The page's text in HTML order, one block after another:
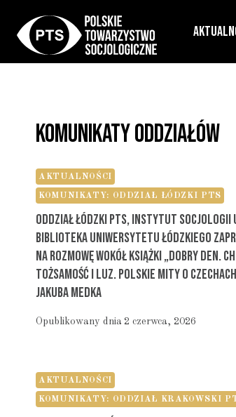
Komunikaty Oddziałów
AKTUALNOŚCI
KOMUNIKATY: ODDZIAŁ ŁÓDZKI PTS
Oddział Łódzki PTS, Instytut Socjologii
Biblioteka Uniwersytetu Łódzkiego
Na Rozmowę Wokół Książki „Dobry Den.
Tożsamość I Luz. Polskie Mity O
Jakuba Medka
Opublikowany dnia 2 czerwca, 2026
AKTUALNOŚCI
KOMUNIKATY: ODDZIAŁ KRAKOWSKI